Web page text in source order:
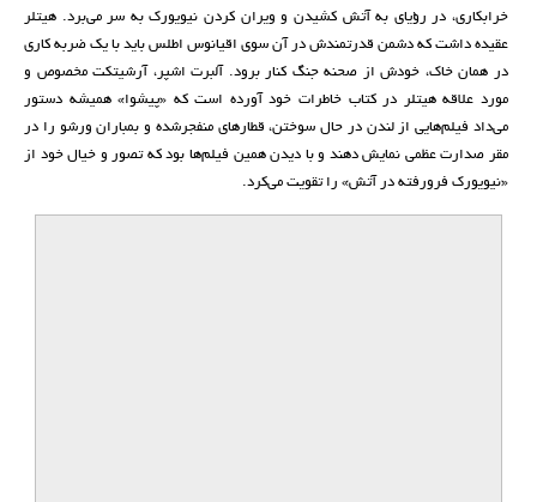
خرابکاری، در رؤیای به آتش کشیدن و ویران کردن نیویورک به سر می‌برد. هیتلر
عقیده داشت که دشمن قدرتمندش در آن سوی اقیانوس اطلس باید با یک ضربه کاری
در همان خاک، خودش از صحنه جنگ کنار برود. آلبرت اشپر، آرشیتکت مخصوص و
مورد علاقه هیتلر در کتاب خاطرات خود آورده است که «پیشوا» همیشه دستور
می‌داد فیلم‌هایی از لندن در حال سوختن، قطارهای منفجر‌شده و بمباران ورشو را در
مقر صدارت عظمی نمایش دهند و با دیدن همین فیلم‌ها بود که تصور و خیال خود از
«نیویورک فرورفته در آتش» را تقویت می‌کرد.